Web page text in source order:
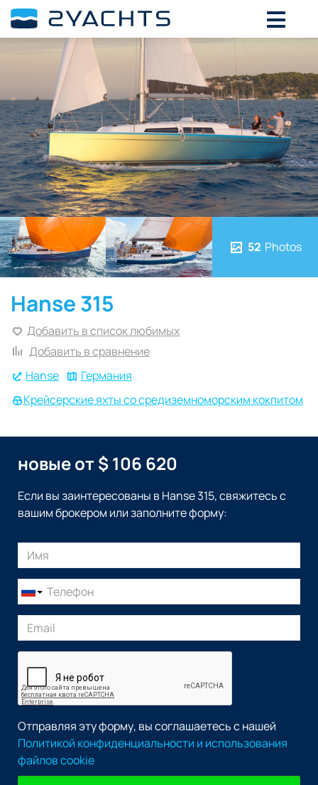
52 Photos
Hanse
Германия
Крейсерские яхты со средиземноморским кокпитом
Hanse 315
Добавить в список любимых
Добавить в сравнение
новые от $ 106 620
Если вы заинтересованы в Hanse 315, свяжитесь с
вашим брокером или заполните форму:
Отправляя эту форму, вы соглашаетесь с нашей
Политикой конфиденциальности и использования
файлов cookie